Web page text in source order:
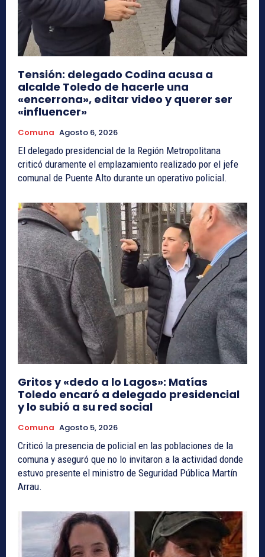
Tensión: delegado Codina acusa a
alcalde Toledo de hacerle una
«encerrona», editar video y querer ser
«influencer»
Comuna Agosto 6, 2026
El delegado presidencial de la Región Metropolitana
criticó duramente el emplazamiento realizado por el jefe
comunal de Puente Alto durante un operativo policial.
Gritos y «dedo a lo Lagos»: Matías
Toledo encaró a delegado presidencial
y lo subió a su red social
Comuna Agosto 5, 2026
Criticó la presencia de policial en las poblaciones de la
comuna y aseguró que no lo invitaron a la actividad donde
estuvo presente el ministro de Seguridad Pública Martín
Arrau.